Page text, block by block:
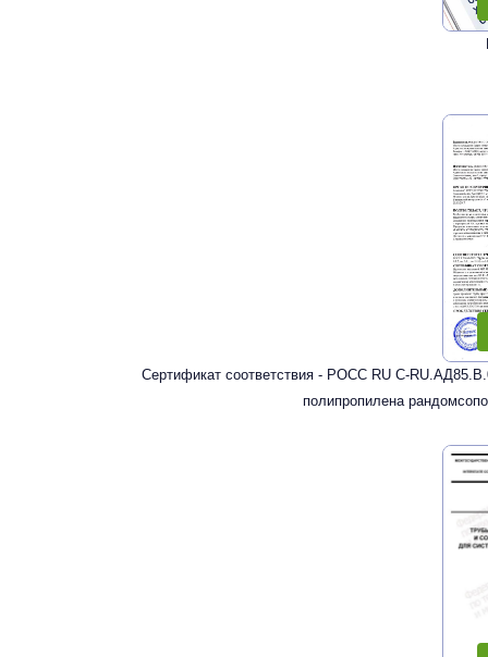
Сертификат соответствия - РОСС RU С-
полипропилена